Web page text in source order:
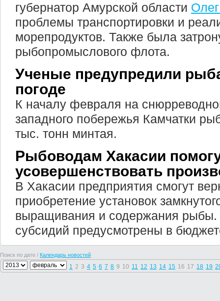
губернатор Амурской области
проблемы транспортировки и
морепродуктов. Также была
рыбопромыслового флота.
Ученые предупредили
погоде
К началу февраля на
западного побережья Камчатки
тыс. тонн минтая.
Рыбоводам Хакасии
усовершенствовать
В Хакасии предприятия смогут
приобретение установок
выращивания и содержания рыбы.
субсидий предусмотрены в
Поиск по дате / Календарь новостей
1 2 3 4 5 6 7 8 9 10 11 12 13 14 15 16 17 18 19